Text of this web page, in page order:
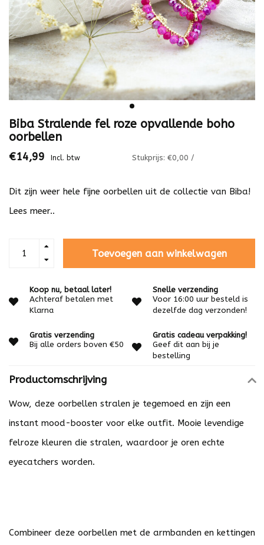
Biba Stralende fel roze opvallende boho
oorbellen
€14,99 Incl. btw Stukprijs: €0,00 /
Dit zijn weer hele fijne oorbellen uit de collectie van Biba!
Lees meer..
Toevoegen aan winkelwagen
Koop nu, betaal later!
Achteraf betalen met
Klarna
Snelle verzending
Voor 16:00 uur besteld is
dezelfde dag verzonden!
Gratis verzending
Bij alle orders boven €50
Gratis cadeau verpakking!
Geef dit aan bij je
bestelling
Productomschrijving
Wow, deze oorbellen stralen je tegemoed en zijn een
instant mood-booster voor elke outfit. Mooie levendige
felroze kleuren die stralen, waardoor je oren echte
eyecatchers worden.
Combineer deze oorbellen met de armbanden en kettingen